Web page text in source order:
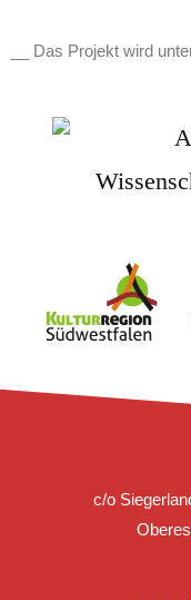
__ Das Projekt wird
c/o